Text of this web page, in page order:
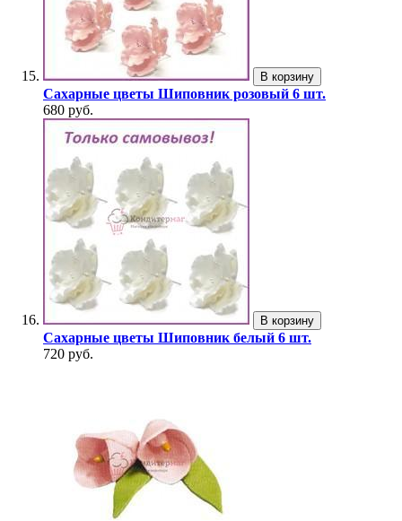
В корзину
Сахарные цветы Шиповник розовый 6 шт.
680 руб.
В корзину
Сахарные цветы Шиповник белый 6 шт.
720 руб.